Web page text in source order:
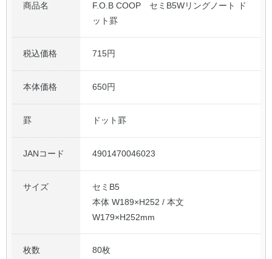
商品名
F.O.B COOP セミB5Wリングノート ド
ット罫
税込価格 715円
本体価格 650円
罫 ドット罫
JANコード 4901470046023
サイズ
セミB5
本体 W189×H252 / 本文
W179×H252mm
枚数 80枚